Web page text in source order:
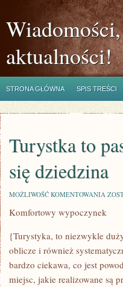
aktualności!
STRONA GŁÓWNA SPIS TREŚCI
Turystka to
się dziedzina
MOŻLIWOŚĆ KOMENTOWANIA
SIĘ
Komfortowy wypoczynek
{Turystyka, to niezwykle
oblicze i również
bardzo ciekawa, co jest
miejsc, jakie realizowane są